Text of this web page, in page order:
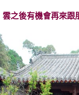
雲之後有機會再來跟